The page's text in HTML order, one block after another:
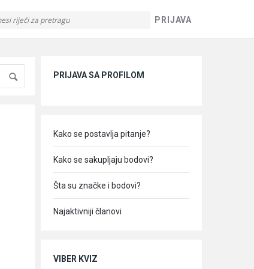
PRIJAVA
PRIJAVA SA PROFILOM
Kako se postavlja pitanje?
Kako se sakupljaju bodovi?
Šta su značke i bodovi?
Najaktivniji članovi
VIBER KVIZ